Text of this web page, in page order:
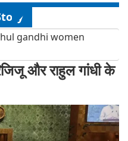
gandhi women
और राहुल गांधी के